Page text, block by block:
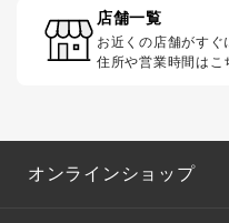
店舗一覧
お近くの店舗がすぐ
住所や営業時間はこ
オンラインショップ